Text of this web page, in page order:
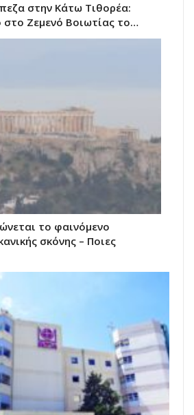
στην Κάτω Τιθορέα:
στο Ζεμενό Βοιωτίας το…
το φαινόμενο
σκόνης – Ποιες